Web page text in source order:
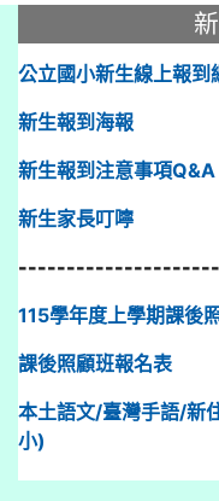
公立國小新生線上報到
新生報到海報
新生報到注意事項Q&A
新生家長叮嚀
115學年度上學期課後
課後照顧班報名表
本土語文/臺灣手語/新
小)